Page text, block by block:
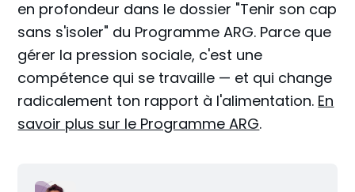
en profondeur dans le dossier "Tenir son cap
sans s'isoler" du Programme ARG. Parce que
gérer la pression sociale, c'est une
compétence qui se travaille — et qui change
radicalement ton rapport à l'alimentation. En
savoir plus sur le Programme ARG.